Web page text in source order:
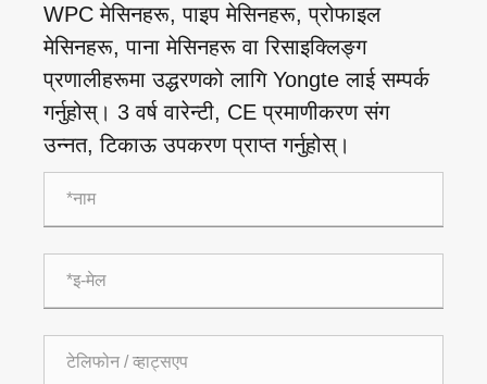
WPC मेसिनहरू, पाइप मेसिनहरू, प्रोफाइल
मेसिनहरू, पाना मेसिनहरू वा रिसाइक्लिङ्ग
प्रणालीहरूमा उद्धरणको लागि Yongte लाई सम्पर्क
गर्नुहोस्। 3 वर्ष वारेन्टी, CE प्रमाणीकरण संग
उन्नत, टिकाऊ उपकरण प्राप्त गर्नुहोस्।